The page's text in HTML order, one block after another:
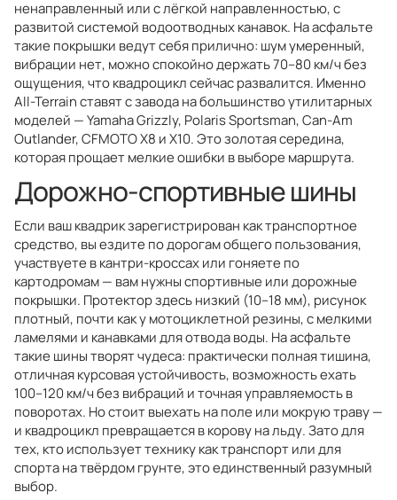
ненаправленный или с лёгкой направленностью, с
развитой системой водоотводных канавок. На асфальте
такие покрышки ведут себя прилично: шум умеренный,
вибрации нет, можно спокойно держать 70–80 км/ч без
ощущения, что квадроцикл сейчас развалится. Именно
All-Terrain ставят с завода на большинство утилитарных
моделей — Yamaha Grizzly, Polaris Sportsman, Can-Am
Outlander, CFMOTO X8 и X10. Это золотая середина,
которая прощает мелкие ошибки в выборе маршрута.
Дорожно-спортивные шины
Если ваш квадрик зарегистрирован как транспортное
средство, вы ездите по дорогам общего пользования,
участвуете в кантри-кроссах или гоняете по
картодромам — вам нужны спортивные или дорожные
покрышки. Протектор здесь низкий (10–18 мм), рисунок
плотный, почти как у мотоциклетной резины, с мелкими
ламелями и канавками для отвода воды. На асфальте
такие шины творят чудеса: практически полная тишина,
отличная курсовая устойчивость, возможность ехать
100–120 км/ч без вибраций и точная управляемость в
поворотах. Но стоит выехать на поле или мокрую траву —
и квадроцикл превращается в корову на льду. Зато для
тех, кто использует технику как транспорт или для
спорта на твёрдом грунте, это единственный разумный
выбор.